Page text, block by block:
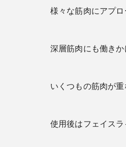
様々な筋肉にアプロ
深層筋肉にも働きか
いくつもの筋肉が
使用後はフェイスラ